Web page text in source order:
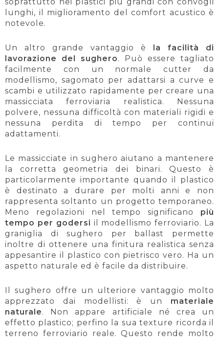
soprattutto nei plastici più grandi con convogli
lunghi, il miglioramento del comfort acustico è
notevole.
Un altro grande vantaggio è
la facilità di
lavorazione del sughero. Può essere tagliato
facilmente con un normale cutter da
modellismo, sagomato per adattarsi a curve e
scambi e utilizzato rapidamente per creare una
massicciata ferroviaria realistica. Nessuna
polvere, nessuna difficoltà con materiali rigidi e
nessuna perdita di tempo per continui
adattamenti.
Le massicciate in sughero aiutano a mantenere
la corretta geometria dei binari. Questo è
particolarmente importante quando il plastico
è destinato a durare per molti anni e non
rappresenta soltanto un progetto temporaneo.
Meno regolazioni nel tempo significano più
tempo per godersi il modellismo ferroviario. La
graniglia di sughero per ballast permette
inoltre di ottenere una finitura realistica senza
appesantire il plastico con pietrisco vero. Ha un
aspetto naturale ed è facile da distribuire.
Il sughero offre un ulteriore vantaggio molto
apprezzato dai modellisti: è un materiale
naturale. Non appare artificiale né crea un
effetto plastico; perfino la sua texture ricorda il
terreno ferroviario reale. Questo rende molto